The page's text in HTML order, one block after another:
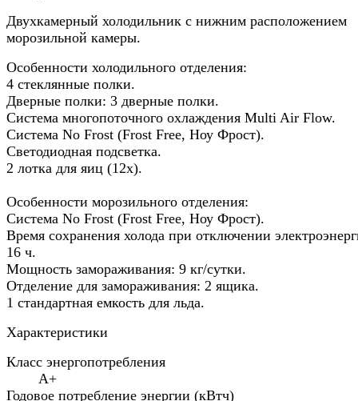
Двухкамерный холодильник с нижним расположением
морозильной камеры.
Особенности холодильного отделения:
4 стеклянные полки.
Дверные полки: 3 дверные полки.
Система многопоточного охлаждения Multi Air Flow.
Система No Frost (Frost Free, Ноу Фрост).
Светодиодная подсветка.
2 лотка для яиц (12x).
Особенности морозильного отделения:
Система No Frost (Frost Free, Ноу Фрост).
Время сохранения холода при отключении
16 ч.
Мощность замораживания: 9 кг/сутки.
Отделение для замораживания: 2 ящика.
1 стандартная емкость для льда.
Характеристики
Класс энергопотребления
A+
Годовое потребление энергии (кВтч)